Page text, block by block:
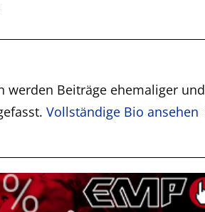
werden Beiträge ehemaliger und
Vollständige Bio ansehen